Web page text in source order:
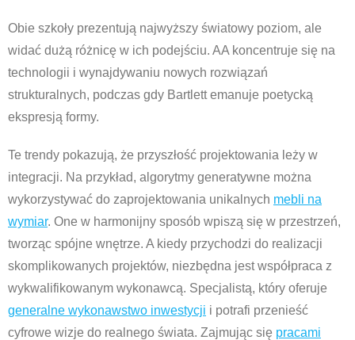
Obie szkoły prezentują najwyższy światowy poziom, ale
widać dużą różnicę w ich podejściu. AA koncentruje się na
technologii i wynajdywaniu nowych rozwiązań
strukturalnych, podczas gdy Bartlett emanuje poetycką
ekspresją formy.
Te trendy pokazują, że przyszłość projektowania leży w
integracji. Na przykład, algorytmy generatywne można
wykorzystywać do zaprojektowania unikalnych mebli na
wymiar. One w harmonijny sposób wpiszą się w przestrzeń,
tworząc spójne wnętrze. A kiedy przychodzi do realizacji
skomplikowanych projektów, niezbędna jest współpraca z
wykwalifikowanym wykonawcą. Specjalistą, który oferuje
generalne wykonawstwo inwestycji i potrafi przenieść
cyfrowe wizje do realnego świata. Zajmując się pracami